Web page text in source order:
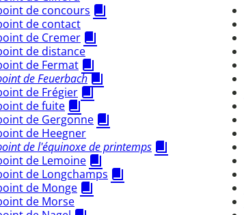
de concours
de contact
de Cremer
de distance
de Fermat
de Feuerbach
de Frégier
de fuite
de Gergonne
de Heegner
de l'équinoxe de printemps
de Lemoine
de Longchamps
de Monge
de Morse